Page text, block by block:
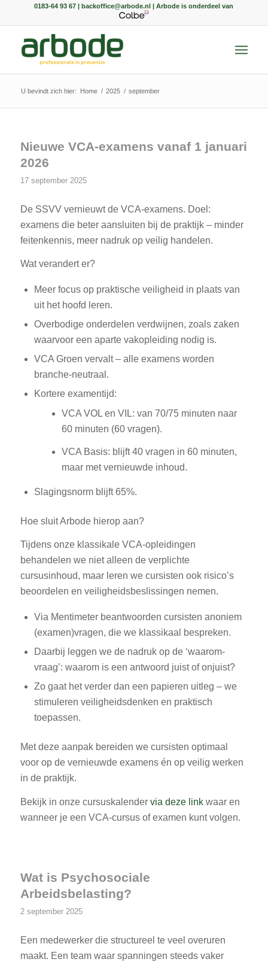
0183-64 93 67 | backoffice@arbode.nl | Arbode is onderdeel van
U bevindt zich hier: Home / 2025 / september
Nieuwe VCA-examens vanaf 1 januari
2026
17 september 2025
De SSVV vernieuwt de VCA-examens. Doel:
examens die beter aansluiten bij de praktijk – minder
feitenkennis, meer nadruk op veilig handelen.
Wat verandert er?
Meer focus op praktische veiligheid in plaats van
uit het hoofd leren.
Overbodige onderdelen verdwijnen, zoals zaken
waarvoor een aparte vakopleiding nodig is.
VCA Groen vervalt – alle examens worden
branche-neutraal.
Kortere examentijd:
VCA VOL en VIL: van 70/75 minuten naar
60 minuten (60 vragen).
VCA Basis: blijft 40 vragen in 60 minuten,
maar met vernieuwde inhoud.
Slagingsnorm blijft 65%.
Hoe sluit Arbode hierop aan?
Tijdens onze klassikale VCA-opleidingen
behandelen we niet alleen de verplichte
cursusinhoud, maar leren we cursisten ook risico’s
beoordelen en veiligheidsbeslissingen nemen.
Via Mentimeter beantwoorden cursisten anoniem
(examen)vragen, die we klassikaal bespreken.
Daarbij leggen we de nadruk op de ‘waarom-
vraag’: waarom is een antwoord juist of onjuist?
Zo gaat het verder dan een papieren uitleg – we
stimuleren veiligheidsdenken en praktisch
toepassen.
Met deze aanpak bereiden we cursisten optimaal
voor op de vernieuwde examens én op veilig werken
in de praktijk.
Bekijk in onze cursuskalender via deze linkwaar en
wanneer je een VCA-cursus of examen kunt volgen.
Wat is Psychosociale
Arbeidsbelasting?
2 september 2025
Een medewerker die structureel te veel overuren
maakt. Een team waar spanningen steeds vaker